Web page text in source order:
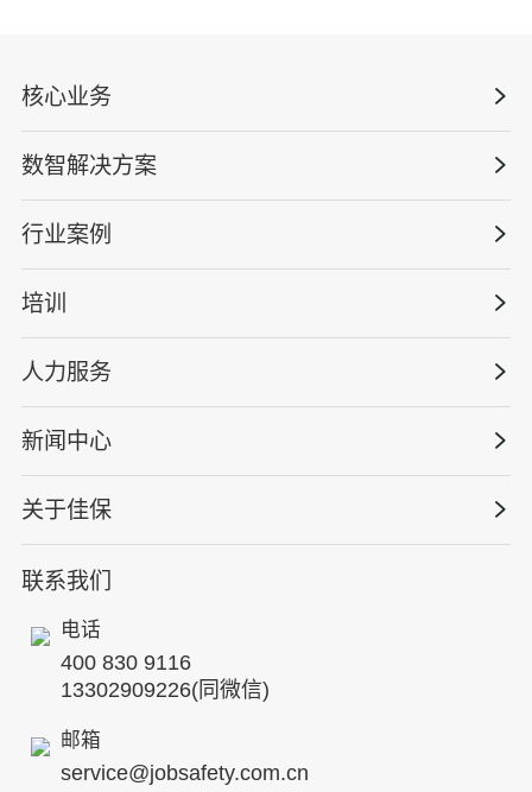
联系我们
电话
400 830 9116
13302909226(同微信)
邮箱
service@jobsafety.com.cn
核心业务
数智安全科技
安全战略咨询
管理体系建设
安全技能提升
工程安全服务
巡查监督审计
HSE专家服务
数智解决方案
量化安全云
智慧化系统
智能终端
行业案例
政府安全监管
工程建设/地产物业
能源电力
仓储物流
水利水务
核电工程与运营
其他案例
培训
版权安全课程
行业定制课程
资质与专业技能版权课
国际证书课程
人力服务
高薪岗位
HSE 专家服务
人力资源服务
新闻中心
公司新闻
蛇口安全论坛
关于佳保
公司简介
企业文化
专家团队
发展历程
招贤纳士